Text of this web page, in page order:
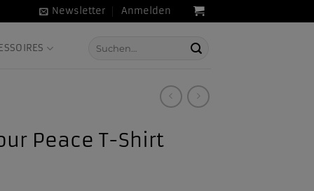
Newsletter Anmelden
Suche
Peace T-Shirt